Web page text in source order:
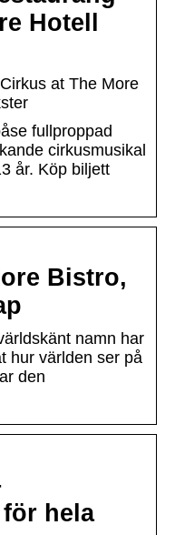
Hotell
at The More
fullproppad
cirkusmusikal
år. Köp biljett
Bistro,
namn har
hur världen ser på
den
hela